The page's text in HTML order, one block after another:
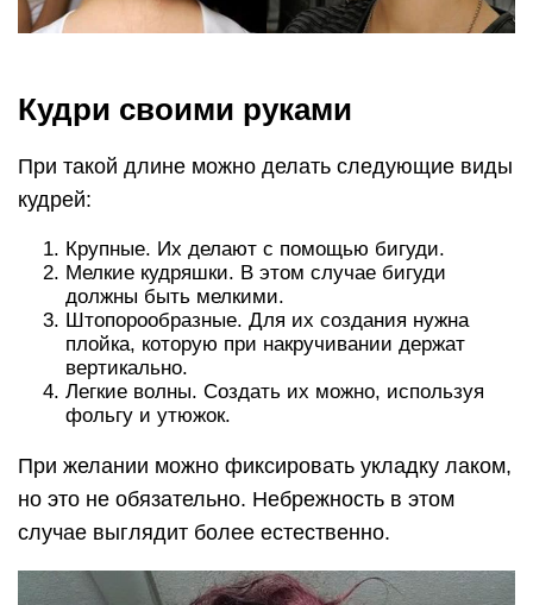
Кудри своими руками
При такой длине можно делать следующие виды
кудрей:
Крупные. Их делают с помощью бигуди.
Мелкие кудряшки. В этом случае бигуди
должны быть мелкими.
Штопорообразные. Для их создания нужна
плойка, которую при накручивании держат
вертикально.
Легкие волны. Создать их можно, используя
фольгу и утюжок.
При желании можно фиксировать укладку лаком,
но это не обязательно. Небрежность в этом
случае выглядит более естественно.